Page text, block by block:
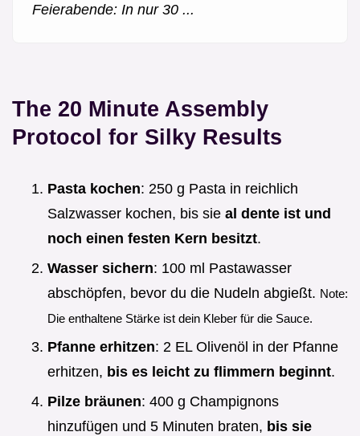
Feierabende: In nur 30 ...
The 20 Minute Assembly
Protocol for Silky Results
Pasta kochen: 250 g Pasta in reichlich
Salzwasser kochen, bis sie al dente ist und
noch einen festen Kern besitzt.
Wasser sichern: 100 ml Pastawasser
abschöpfen, bevor du die Nudeln abgießt. Note:
Die enthaltene Stärke ist dein Kleber für die Sauce.
Pfanne erhitzen: 2 EL Olivenöl in der Pfanne
erhitzen, bis es leicht zu flimmern beginnt.
Pilze bräunen: 400 g Champignons
hinzufügen und 5 Minuten braten, bis sie